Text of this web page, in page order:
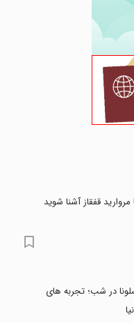
قفقاز آشنا شوید
در شب؛ تجربه های